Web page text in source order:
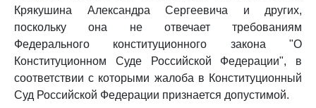
Крякушина Александра Сергеевича и других,
поскольку она не отвечает требованиям
Федерального конституционного закона "О
Конституционном Суде Российской Федерации", в
соответствии с которыми жалоба в Конституционный
Суд Российской Федерации признается допустимой.